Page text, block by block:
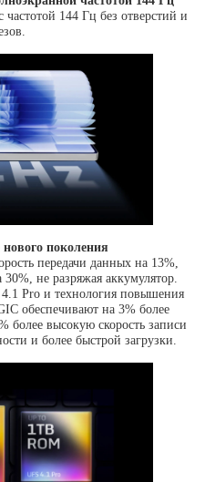
144 Гц без отверстий и
поколения
передачи данных на 13%,
не разряжая аккумулятор.
Pro и технология повышения
обеспечивают на 3% более
более высокую скорость записи
и более быстрой загрузки.